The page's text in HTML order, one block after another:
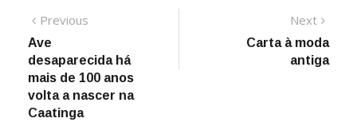
Navegação
de
Post
Previous
Ave
desaparecida há
mais de 100 anos
volta a nascer na
Caatinga
Next
post:
Carta à moda
antiga